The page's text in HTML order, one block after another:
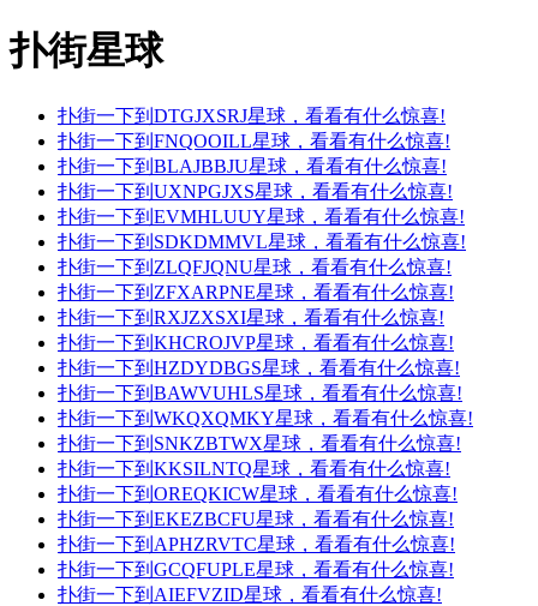
扑街星球
扑街一下到DTGJXSRJ星球，看看有什么惊喜!
扑街一下到FNQOOILL星球，看看有什么惊喜!
扑街一下到BLAJBBJU星球，看看有什么惊喜!
扑街一下到UXNPGJXS星球，看看有什么惊喜!
扑街一下到EVMHLUUY星球，看看有什么惊喜!
扑街一下到SDKDMMVL星球，看看有什么惊喜!
扑街一下到ZLQFJQNU星球，看看有什么惊喜!
扑街一下到ZFXARPNE星球，看看有什么惊喜!
扑街一下到RXJZXSXI星球，看看有什么惊喜!
扑街一下到KHCROJVP星球，看看有什么惊喜!
扑街一下到HZDYDBGS星球，看看有什么惊喜!
扑街一下到BAWVUHLS星球，看看有什么惊喜!
扑街一下到WKQXQMKY星球，看看有什么惊喜!
扑街一下到SNKZBTWX星球，看看有什么惊喜!
扑街一下到KKSILNTQ星球，看看有什么惊喜!
扑街一下到OREQKICW星球，看看有什么惊喜!
扑街一下到EKEZBCFU星球，看看有什么惊喜!
扑街一下到APHZRVTC星球，看看有什么惊喜!
扑街一下到GCQFUPLE星球，看看有什么惊喜!
扑街一下到AIEFVZID星球，看看有什么惊喜!